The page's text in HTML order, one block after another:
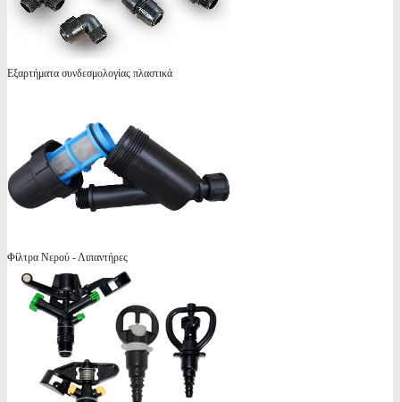
Εξαρτήματα συνδεσμολογίας πλαστικά
Φίλτρα Νερού - Λιπαντήρες